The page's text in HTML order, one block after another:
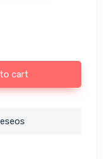
1 día página Open
cart